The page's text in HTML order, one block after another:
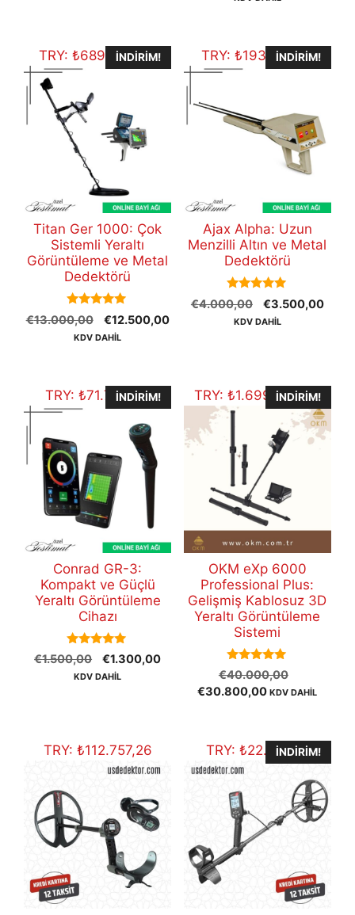
TRY: ₺689.900,00
İNDIRIM!
Titan Ger 1000: Çok
Sistemli Yeraltı
Görüntüleme ve Metal
Dedektörü
5.00
out of 5
€13.000,00
Orijinal
fiyat:
€12.500,00Şu
KDV DAHİL
TRY:₺193.172,00
İNDIRIM!
Ajax Alpha: Uzun
Menzilli Altın ve Metal
Dedektörü
5.00
out of 5
€4.000,00
Orijinal
fiyat:
€3.500,00Şu
KDV DAHİL
TRY:₺71.749,60
İNDIRIM!
Conrad GR-3:
Kompakt ve Güçlü
Yeraltı Görüntüleme
Cihazı
5.00
out of 5
€1.500,00
Orijinal
fiyat:
€1.300,00Şu
KDV DAHİL
TRY:₺1.699.913,60
İNDIRIM!
OKM eXp 6000
Professional Plus:
Gelişmiş Kablosuz 3D
Yeraltı Görüntüleme
Sistemi
5.00
out of 5
€40.000,00
fiyat:
€30.800,00Şu
€30.800,00.
KDV DAHİL
TRY: ₺112.757,26 TRY:₺22.021,61
İNDIRIM!